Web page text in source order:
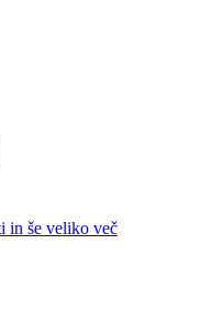
in še veliko več